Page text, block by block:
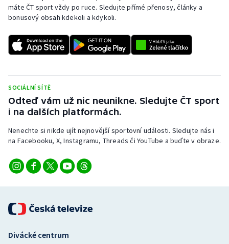
máte ČT sport vždy po ruce. Sledujte přímé přenosy, články a
bonusový obsah kdekoli a kdykoli.
SOCIÁLNÍ SÍTĚ
Odteď vám už nic neunikne. Sledujte ČT sport
i na dalších platformách.
Nenechte si nikde ujít nejnovější sportovní události. Sledujte nás i
na Facebooku, X, Instagramu, Threads či YouTube a buďte v obraze.
Divácké centrum